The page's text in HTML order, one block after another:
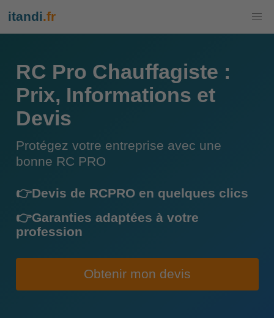
itandi.fr
RC Pro Chauffagiste :
Prix, Informations et
Devis
Protégez votre entreprise avec une
bonne RC PRO
👉Devis de RCPRO en quelques clics
👉Garanties adaptées à votre
profession
Obtenir mon devis